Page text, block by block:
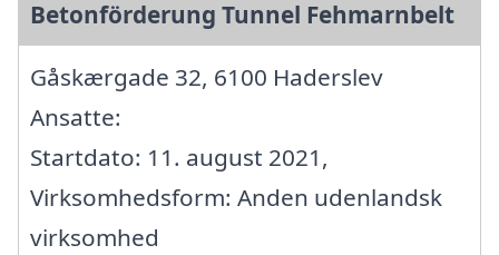
Betonförderung Tunnel Fehmarnbelt
Gåskærgade 32, 6100 Haderslev
Ansatte:
Startdato: 11. august 2021,
Virksomhedsform: Anden udenlandsk
virksomhed